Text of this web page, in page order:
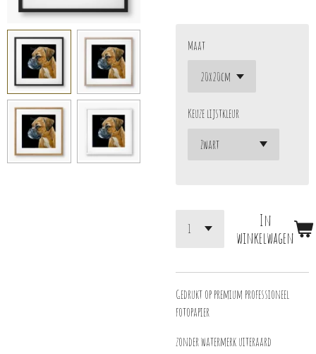
Maat
Keuze lijstkleur
In
winkelwagen
Gedrukt op premium professioneel
fotopapier
zonder watermerk uiteraard